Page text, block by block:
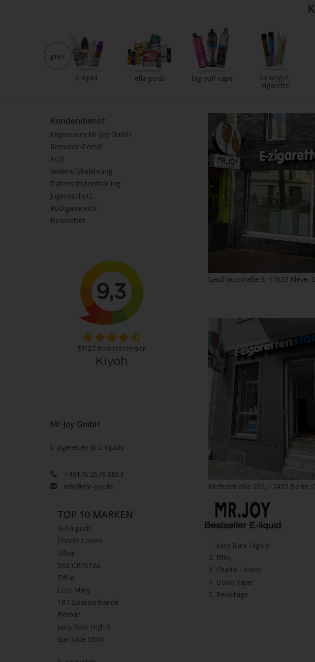
e liquid elfa pods big puff vape
einweg-e-
zigarette
prev
Kundendienst
Impressum Mr-joy GmbH
Retouren-Portal
AGB
Widerrufsbelehrung
Datenschutzerklärung
Jugendschutz
Rückgaberecht
Newsletter
Mr-Joy GmbH
E-zigaretten & E-liquids
+49176 2679 8853
info@mr-joy.de
Gasthausstraße 9, 47533 Kleve,
Kiefholztraße 253, 12435 Berlin,
TOP 10 MARKEN
ELFA pods
Charlie Lovers
Elfbar
SKE CRYSTAL
ElfLiq
Lost Mary
187 Strassenbande
Flerbar
Juicy Bars High 5
Bar Juice 5000
1.⁠ ⁠Juicy Bars High 5
2.⁠ ⁠⁠Elfliq
3.⁠ ⁠⁠Charlie Lovers
4.⁠ ⁠⁠Dodo Vape
5. ⁠Revoltage